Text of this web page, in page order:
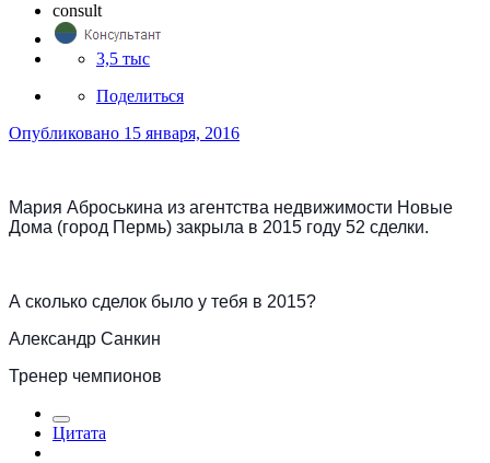
consult
3,5 тыс
Поделиться
Опубликовано 15 января, 2016
Мария Аброськина из агентства недвижимости Новые
Дома (город Пермь) закрыла в 2015 году 52 сделки.
А сколько сделок было у тебя в 2015?
Александр Санкин
Тренер чемпионов
Цитата